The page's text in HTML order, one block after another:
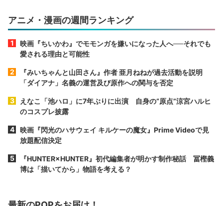
アニメ・漫画の週間ランキング
映画『ちいかわ』でモモンガを嫌いになった人へ──それでも
愛される理由と可能性
『みいちゃんと山田さん』作者 亜月ねねが過去活動を説明
「ダイアナ」名義の運営及び原作への関与を否定
えなこ「池ハロ」に7年ぶりに出演 自身の“原点”涼宮ハルヒ
のコスプレ披露
映画『閃光のハサウェイ キルケーの魔女』Prime Videoで見
放題配信決定
『HUNTER×HUNTER』初代編集者が明かす制作秘話 冨樫義
博は「描いてから」物語を考える？